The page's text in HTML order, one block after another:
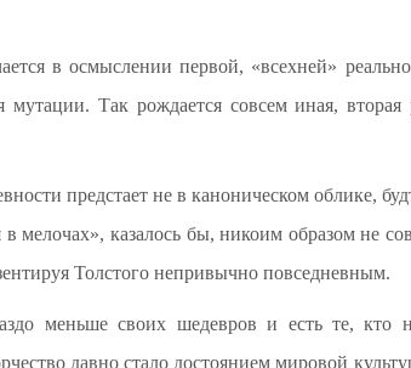
в осмыслении первой, «всехней»
мутации. Так рождается совсем иная,
предстает не в каноническом облике,
в мелочах», казалось бы, никоим образом не
Толстого непривычно повседневным.
меньше своих шедевров и есть те, кто
давно стало достоянием мировой